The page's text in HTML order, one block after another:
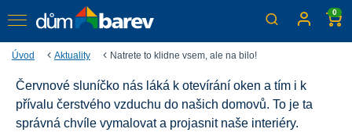
0
Úvod Aktuality Natrete to klidne vsem, ale na bilo!
Natřete to klidně všem, ale
na bílo!
Červnové sluníčko nás láká k otevírání oken a tím i k
přívalu čerstvého vzduchu do našich domovů. To je ta
správná chvíle vymalovat a projasnit naše interiéry.